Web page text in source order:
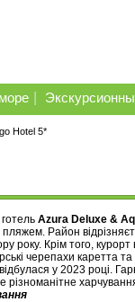
Hotel 5*
Azura Deluxe &
Район
року. Крім того, курорт
черепахи каретта
у 2023 році.
різноманітне